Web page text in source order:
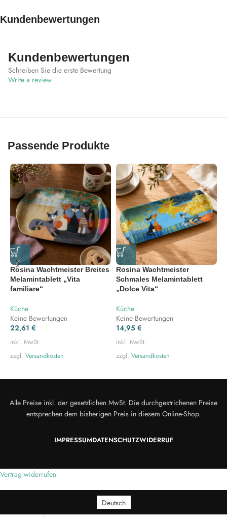
Kundenbewertungen
Kundenbewertungen
Schreiben Sie die erste Bewertung
Write a review
Passende Produkte
Rosina Wachtmeister Breites
Melamintablett „Vita
familiare“
Küche
Keine Bewertungen
22,61 €
inkl. MwSt.
zzgl. Versandkosten
Rosina Wachtmeister
Schmales Melamintablett
„Dolce Vita“
Küche
Keine Bewertungen
14,95 €
inkl. MwSt.
zzgl. Versandkosten
Alle Preise inkl. der gesetzlichen MwSt. Die durchgestrichenen Preise
entsprechen dem bisherigen Preis in diesem Online-Shop.
IMPRESSUMDATENSCHUTZWIDERRUF
Vertrag widerrufen
Deutsch